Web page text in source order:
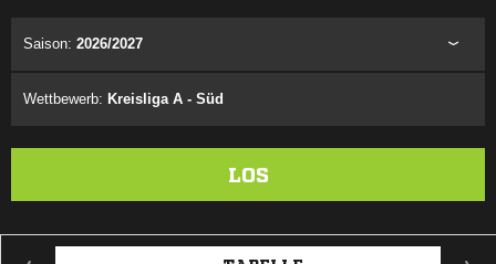
Saison: 2026/2027
Wettbewerb: Kreisliga A - Süd
LOS